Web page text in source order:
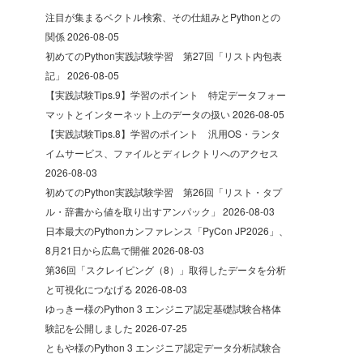
注目が集まるベクトル検索、その仕組みとPythonとの
関係2026-08-05
初めてのPython実践試験学習 第27回「リスト内包表
記」 2026-08-05
【実践試験Tips.9】学習のポイント 特定データフォー
マットとインターネット上のデータの扱い2026-08-05
【実践試験Tips.8】学習のポイント 汎用OS・ランタ
イムサービス、ファイルとディレクトリへのアクセス
2026-08-03
初めてのPython実践試験学習 第26回「リスト・タプ
ル・辞書から値を取り出すアンパック」 2026-08-03
日本最大のPythonカンファレンス「PyCon JP2026」、
8月21日から広島で開催2026-08-03
第36回「スクレイピング（8）」取得したデータを分析
と可視化につなげる 2026-08-03
ゆっきー様のPython 3 エンジニア認定基礎試験合格体
験記を公開しました 2026-07-25
ともや様のPython 3 エンジニア認定データ分析試験合